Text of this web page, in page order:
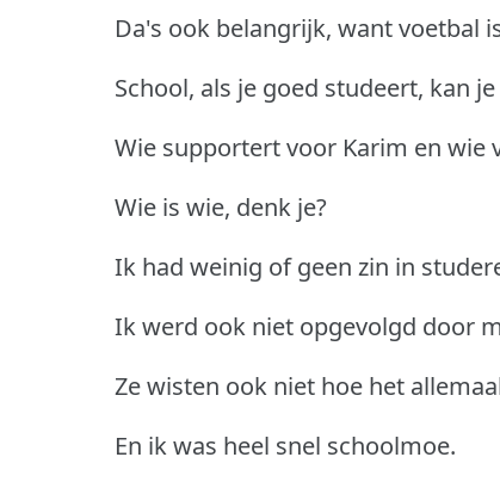
Da's ook belangrijk, want voetbal
School, als je goed studeert, kan
Wie supportert voor Karim en wie
Wie is wie, denk je?
Ik had weinig of geen zin in
Ik werd ook niet opgevolgd door
Ze wisten ook niet hoe het
En ik was heel snel schoolmoe.